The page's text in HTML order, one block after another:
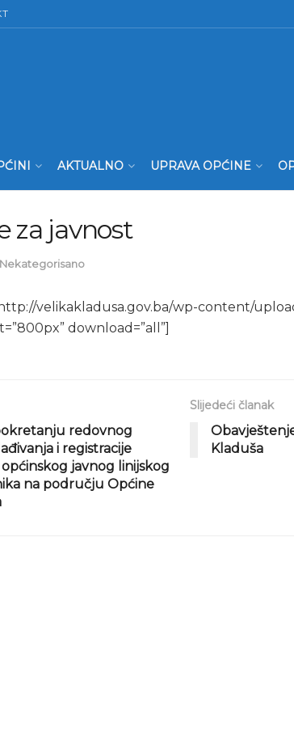
AKTUALNO UPRAVA OPĆINE
za javnost
Nekategorisano
velikakladusa.gov.ba/wp-content/
download=”all”]
redovnog
i registracije
javnog linijskog
na području Općine
Slijedeći članak
Kladuša